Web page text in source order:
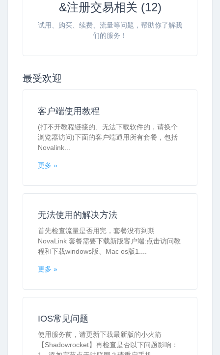
&注册交易相关 (12)
试用、购买、续费、流量等问题，帮助你了解我
们的服务！
最受欢迎
客户端使用教程
(打不开教程链接的、无法下载软件的，请换个
浏览器访问)下面的客户端通用所有套餐，包括
Novalink...
更多 »
无法使用的解决方法
首先检查流量是否用完，套餐没有到期
NovaLink 套餐需要下载新版客户端:点击访问教
程和下载windows版、Mac os版1....
更多 »
IOS常见问题
使用服务前，请更新下载最新版的小火箭
【Shadowrocket】再检查是否以下问题影响：